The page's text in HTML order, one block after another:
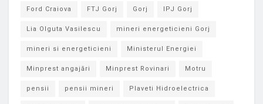
Ford Craiova FTJ Gorj Gorj IPJ Gorj
Lia Olguta Vasilescu mineri energeticieni Gorj
mineri si energeticieni Ministerul Energiei
Minprest angajări Minprest Rovinari Motru
pensii pensii mineri Plaveti Hidroelectrica